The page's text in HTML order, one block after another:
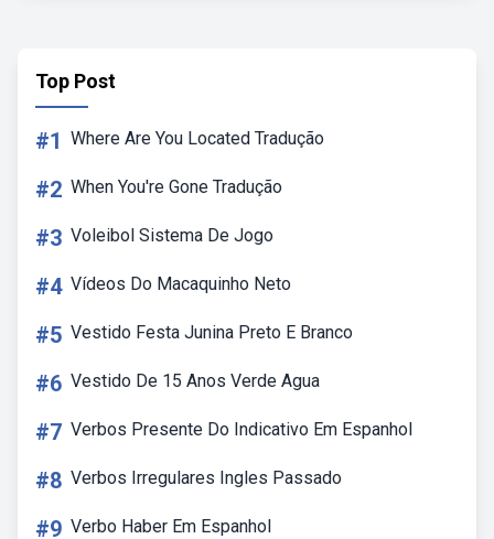
Top Post
#1 Where Are You Located Tradução
#2 When You're Gone Tradução
#3 Voleibol Sistema De Jogo
#4 Vídeos Do Macaquinho Neto
#5 Vestido Festa Junina Preto E Branco
#6 Vestido De 15 Anos Verde Agua
#7 Verbos Presente Do Indicativo Em Espanhol
#8 Verbos Irregulares Ingles Passado
#9 Verbo Haber Em Espanhol